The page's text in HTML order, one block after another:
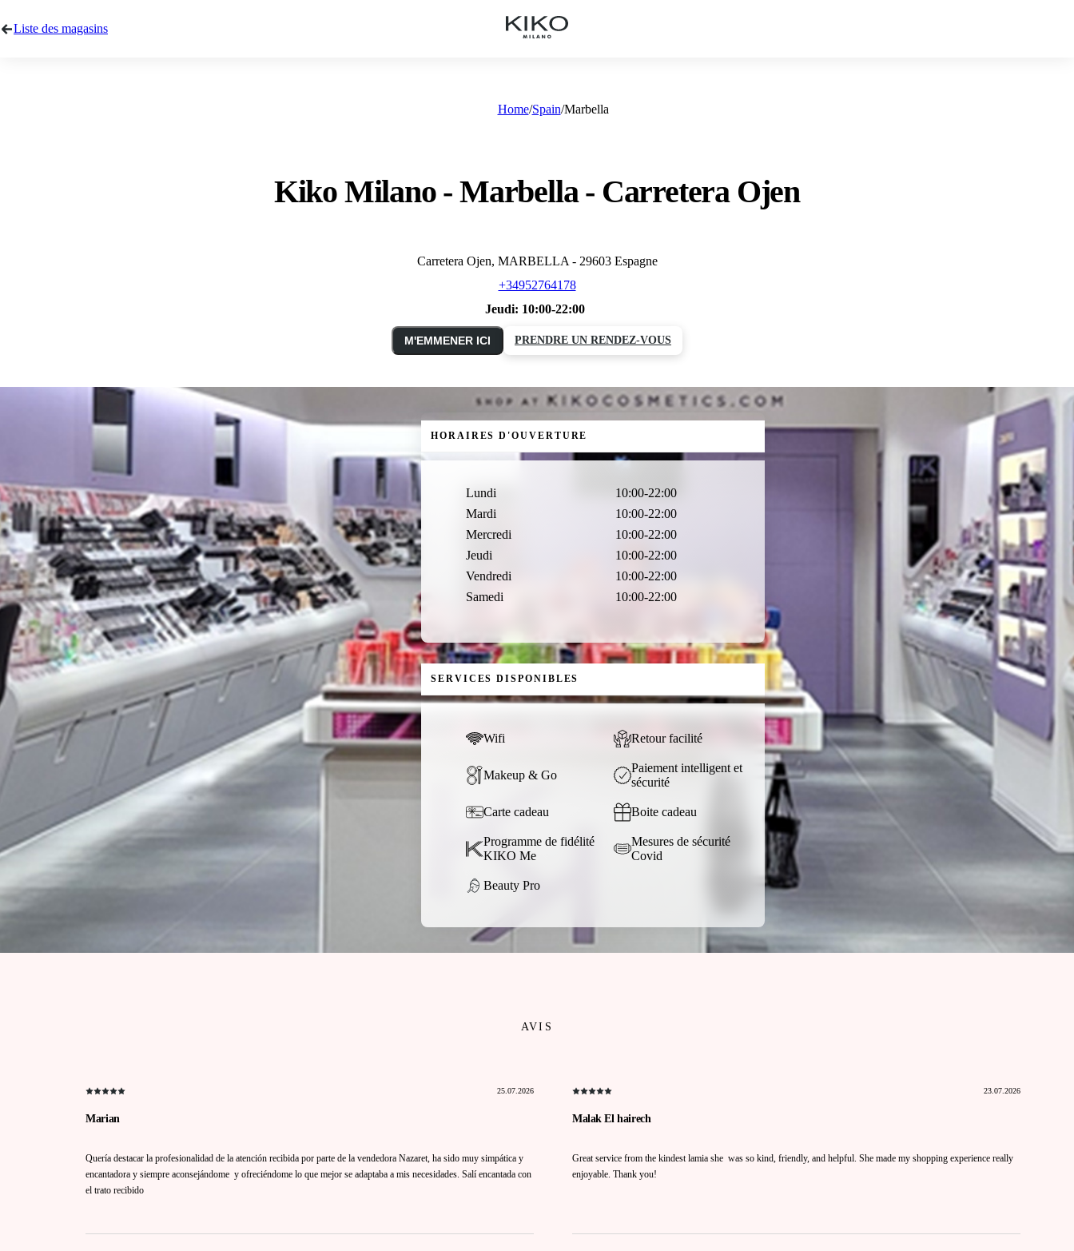
Liste des magasins
Home Spain Marbella
Kiko Milano - Marbella - Carretera Ojen
Carretera Ojen, MARBELLA - 29603 Espagne
+34952764178
Jeudi: 10:00-22:00
M'EMMENER ICI PRENDRE UN RENDEZ-VOUS
HORAIRES D'OUVERTURE
Lundi
10:00-22:00
Mardi
10:00-22:00
Mercredi
10:00-22:00
Jeudi
10:00-22:00
Vendredi
10:00-22:00
Samedi
10:00-22:00
SERVICES DISPONIBLES
Wifi Retour facilité
Makeup & Go
Paiement intelligent et
sécurité
Carte cadeau Boite cadeau
Programme de fidélité
KIKO Me
Mesures de sécurité
Covid
Beauty Pro
AVIS
25.07.2026
Marian
Quería destacar la profesionalidad de la atención recibida por parte de la vendedora Nazaret, ha sido muy simpática y
encantadora y siempre aconsejándome y ofreciéndome lo que mejor se adaptaba a mis necesidades. Salí encantada con
el trato recibido
23.07.2026
Malak El hairech
Great service from the kindest lamia she was so kind, friendly, and helpful. She made my shopping experience really
enjoyable. Thank you!